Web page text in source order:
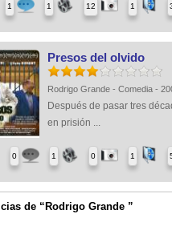
1 1 12 1
Presos del olvido
Rodrigo Grande - Comedia -
Después de pasar tres
en prisión ...
0 1 0 1
de “Rodrigo Grande ”